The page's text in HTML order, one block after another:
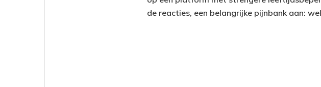
de reacties, een belangrijke pijnbank aan: